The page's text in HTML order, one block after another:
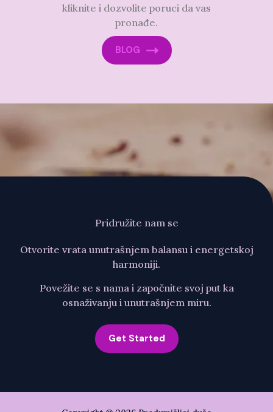
kliknite i dozvolite poruci da vas
pronađe.
BLOG
Pridružite nam se
Otvorite vrata unutrašnjem balansu i energetskoj
harmoniji.
Povežite se s nama i započnite svoj put ka
osnaživanju i unutrašnjem miru.
Get Started